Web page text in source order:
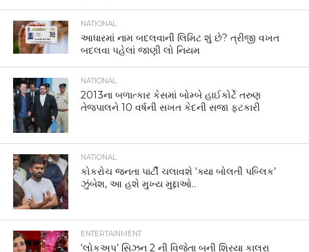
NATIONAL
આધારમાં નામ બદલવાની લિમિટ શું છે? ત્રીજી વખત
બદલવા પહેલાં જાણી લો નિયમ
NATIONAL
2013ના બળાત્કાર કેસમાં બોમ્બે હાઈકોર્ટે તરુણ
તેજપાલને 10 વર્ષની સખત કેદની સજા ફટકારી
NATIONAL
કોકરોચ જનતા પાર્ટી ચલાવશે ‘ક્યા બોલતી પબ્લિક’
ઝુંબેશ, આ હશે મુખ્ય મુદ્દાઓ..
ENTERTAINMENT
‘લોકઅપ’ સિઝન 2 ની વિજેતા બની શ્રિયા કાલરા